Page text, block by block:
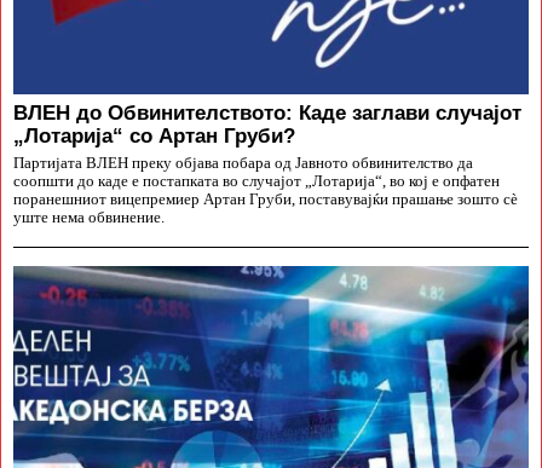
ВЛЕН до Обвинителството: Каде заглави случајот
„Лотарија“ со Артан Груби?
Партијата ВЛЕН преку објава побара од Јавното обвинителство да
соопшти до каде е постапката во случајот „Лотарија“, во кој е опфатен
поранешниот вицепремиер Артан Груби, поставувајќи прашање зошто сè
уште нема обвинение.